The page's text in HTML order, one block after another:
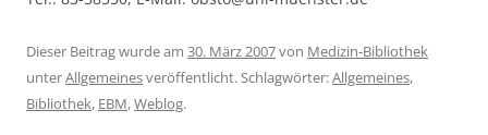
Dieser Beitrag wurde am 30. März 2007von Medizin-Bibliothek
unterAllgemeinesveröffentlicht. Schlagwörter:Allgemeines,
Bibliothek, EBM,Weblog.